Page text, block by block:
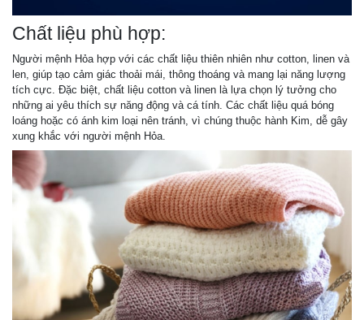
Chất liệu phù hợp:
Người mệnh Hỏa hợp với các chất liệu thiên nhiên như cotton, linen và
len, giúp tạo cảm giác thoải mái, thông thoáng và mang lại năng lượng
tích cực. Đặc biệt, chất liệu cotton và linen là lựa chọn lý tưởng cho
những ai yêu thích sự năng động và cá tính. Các chất liệu quá bóng
loáng hoặc có ánh kim loại nên tránh, vì chúng thuộc hành Kim, dễ gây
xung khắc với người mệnh Hỏa.